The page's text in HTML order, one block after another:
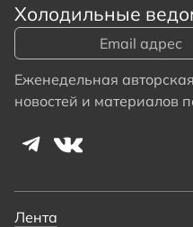
Холодильные
Еженедельная
новостей и материалов
Лента